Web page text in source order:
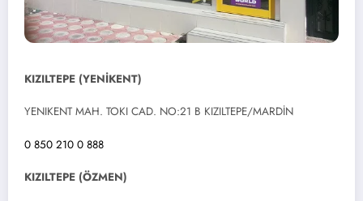
KIZILTEPE (YENİKENT)
YENIKENT MAH. TOKI CAD. NO:21 B KIZILTEPE/MARDİN
0 850 210 0 888
KIZILTEPE (ÖZMEN)